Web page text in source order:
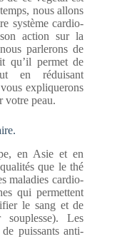
nous allons
système cardio-
action sur la
parlerons de
qu’il permet de
en réduisant
expliquerons
votre peau.
en Asie et en
que le thé
maladies cardio-
qui permettent
le sang et de
Les
puissants anti-